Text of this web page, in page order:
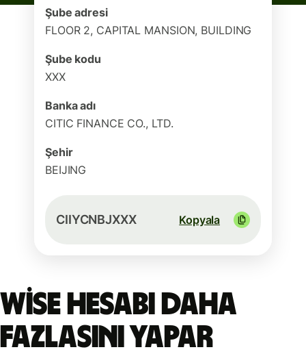
Şube adresi
FLOOR 2, CAPITAL MANSION, BUILDING
Şube kodu
XXX
Banka adı
CITIC FINANCE CO., LTD.
Şehir
BEIJING
CIIYCNBJXXX Kopyala
Wise hesabı daha
fazlasını yapar